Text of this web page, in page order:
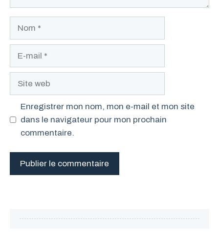
Site
Enregistrer mon nom, mon e-mail et mon site
dans le navigateur pour mon prochain
commentaire.